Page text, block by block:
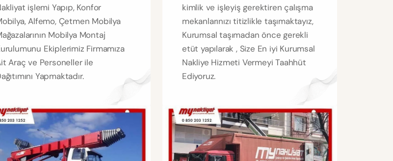
işlemi Yapıp, Konfor
Alfemo, Çetmen Mobilya
Mobilya Montaj
Ekiplerimiz Firmamıza
Araç ve Personeller ile
Yapmaktadır.
kimlik ve işleyiş gerektiren çalışma
mekanlarınızı titizlikle taşımaktayız,
Kurumsal taşımadan önce gerekli
etüt yapılarak , Size En iyi Kurumsal
Nakliye Hizmeti Vermeyi Taahhüt
Ediyoruz.